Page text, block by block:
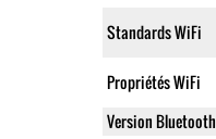
Standards WiFi
Propriétés WiFi
Version Bluetooth